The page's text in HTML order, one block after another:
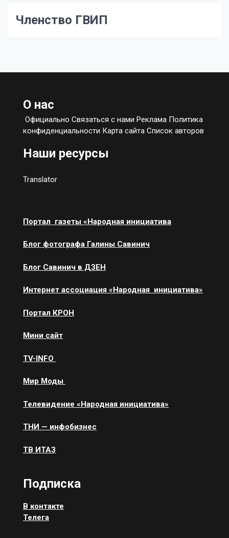
Членство ГВИП
О нас
Официально Связаться с нами Реклама Политика
конфиденциальности Карта сайта Список авторов
Наши ресурсы
Translator
Портал газеты «Народная инициатива
Блог фотографа Галины Савинич
Блог Савинич в ДЗЕН
Интернет ассоциация «Народная инициатива»
Портал КРОН
Мини сайт
ТV-INFO
Мир Моды
Телевидение «Народная инициатива»
ТНИ — инфобизнес
ТВ ИТАЗ
Подписка
В контакте
Телега